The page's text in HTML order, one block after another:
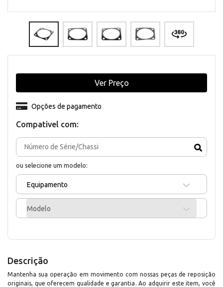
Compativel com:
ou selecione um modelo:
Equipamento
Modelo
Opções de pagamento
Ver Preço
Descrição
Mantenha sua operação em movimento com nossas peças de reposição
originais, que oferecem qualidade e garantia. Ao adquirir este item, você